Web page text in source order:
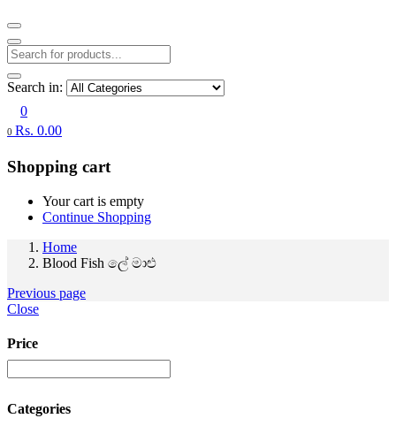
Search in:
0
0 Rs. 0.00
Shopping cart
Your cart is empty
Continue Shopping
Home
Blood Fish ලේ මාළු
Previous page
Close
Price
Categories